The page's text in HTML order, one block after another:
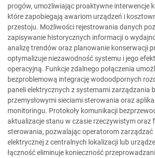
progów, umożliwiając proaktywne interwencje
które zapobiegają awariom urządzeń i
przestoju. Możliwości rejestrowania danych
zapisywanie historycznych informacji o
analizę trendów oraz planowanie konserwacji
optymalizuje niezawodność systemu i jego
operacyjną. Funkcje zdalnego połączenia
bezproblemową integrację wodoodpornych
paneli elektrycznych z systemami zarządzania
przemysłowymi sieciami sterowania oraz
monitoringu. Protokoły komunikacji
aktualizacje stanu w czasie rzeczywistym oraz
sterowania, pozwalając operatorom zarządzać
elektrycznej z centralnych lokalizacji lub
łączność eliminuje konieczność